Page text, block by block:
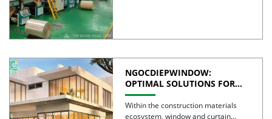
NGOCDIEPWINDOW:
OPTIMAL SOLUTIONS FOR
CREATING GREEN BUILDINGS
Within the construction materials
ecosystem, window and curtain